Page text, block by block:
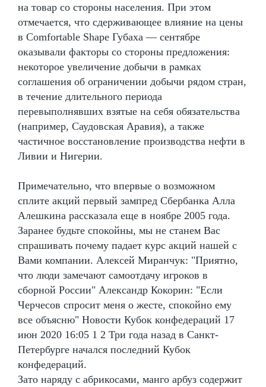
на товар со стороны населения. При этом
отмечается, что сдерживающее влияние на цены
в Comfortable Shape Губаха — сентябре
оказывали факторы со стороны предложения:
некоторое увеличение добычи в рамках
соглашения об ограничении добычи рядом стран,
в течение длительного периода
перевыполнявших взятые на себя обязательства
(например, Саудовская Аравия), а также
частичное восстановление производства нефти в
Ливии и Нигерии.
Примечательно, что впервые о возможном
сплите акций первый зампред Сбербанка Алла
Алешкина рассказала еще в ноябре 2005 года.
Заранее будьте спокойны, мы не станем Вас
спрашивать почему падает курс акций нашей с
Вами компании. Алексей Миранчук: "Приятно,
что люди замечают самоотдачу игроков в
сборной России" Александр Кокорин: "Если
Черчесов спросит меня о жесте, спокойно ему
все объясню" Новости Кубок конфедераций 17
июн 2020 16:05 1 2 Три года назад в Санкт-
Петербурге начался последний Кубок
конфедераций.
Зато наряду с абрикосами, манго арбуз содержит